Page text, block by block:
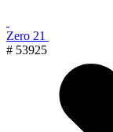
Zero 21
# 53925